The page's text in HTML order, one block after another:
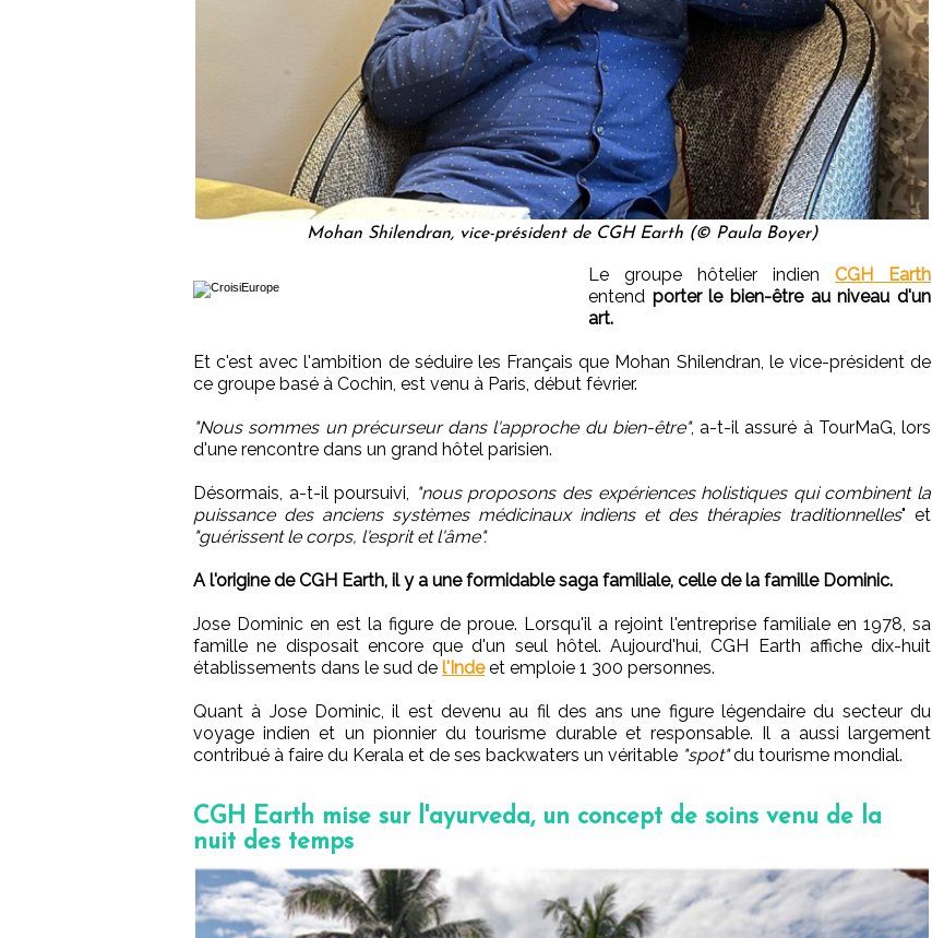
Mohan Shilendran, vice-président de CGH Earth (© Paula Boyer)
Le groupe hôtelier indien CGH Earth
entend porter le bien-être au niveau d'un
art.
Et c'est avec l'ambition de séduire les Français que Mohan Shilendran, le vice-président de
ce groupe basé à Cochin, est venu à Paris, début février.
"Nous sommes un précurseur dans l'approche du bien-être", a-t-il assuré à TourMaG, lors
d'une rencontre dans un grand hôtel parisien.
Désormais, a-t-il poursuivi, "nous proposons des expériences holistiques qui combinent la
puissance des anciens systèmes médicinaux indiens et des thérapies traditionnelles" et
"guérissent le corps, l'esprit et l'âme".
A l'origine de CGH Earth, il y a une formidable saga familiale, celle de la famille Dominic.
Jose Dominic en est la figure de proue. Lorsqu'il a rejoint l'entreprise familiale en 1978, sa
famille ne disposait encore que d'un seul hôtel. Aujourd'hui, CGH Earth affiche dix-huit
établissements dans le sud de l'Indeet emploie 1 300 personnes.
Quant à Jose Dominic, il est devenu au fil des ans une figure légendaire du secteur du
voyage indien et un pionnier du tourisme durable et responsable. Il a aussi largement
contribué à faire du Kerala et de ses backwaters un véritable "spot"du tourisme mondial.
CGH Earth mise sur l'ayurveda, un concept de soins venu de la
nuit des temps